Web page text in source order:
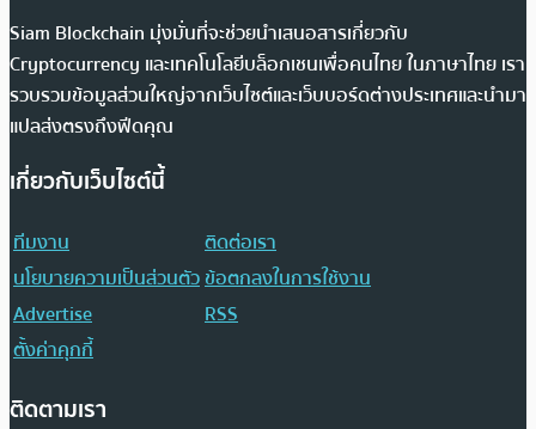
Siam Blockchain มุ่งมั่นที่จะช่วยนำเสนอสารเกี่ยวกับ
Cryptocurrency และเทคโนโลยีบล็อกเชนเพื่อคนไทย ในภาษาไทย เรา
รวบรวมข้อมูลส่วนใหญ่จากเว็บไซต์และเว็บบอร์ดต่างประเทศและนำมา
แปลส่งตรงถึงฟีดคุณ
เกี่ยวกับเว็บไซต์นี้
ทีมงาน
ติดต่อเรา
นโยบายความเป็นส่วนตัวข้อตกลงในการใช้งาน
Advertise
RSS
ตั้งค่าคุกกี้
ติดตามเรา